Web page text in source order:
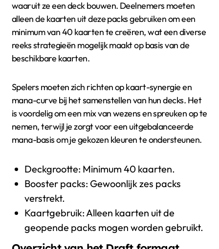
waaruit ze een deck bouwen. Deelnemers moeten
alleen de kaarten uit deze packs gebruiken om een
minimum van 40 kaarten te creëren, wat een diverse
reeks strategieën mogelijk maakt op basis van de
beschikbare kaarten.
Spelers moeten zich richten op kaart-synergie en
mana-curve bij het samenstellen van hun decks. Het
is voordelig om een mix van wezens en spreuken op te
nemen, terwijl je zorgt voor een uitgebalanceerde
mana-basis om je gekozen kleuren te ondersteunen.
Deckgrootte: Minimum 40 kaarten.
Booster packs: Gewoonlijk zes packs
verstrekt.
Kaartgebruik: Alleen kaarten uit de
geopende packs mogen worden gebruikt.